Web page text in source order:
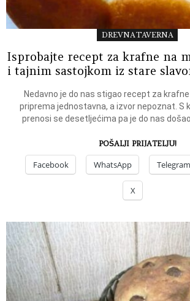
DREVNA TAVERNA
Isprobajte recept za krafne na
i tajnim sastojkom iz stare
Nedavno je do nas stigao recept za
priprema jednostavna, a izvor nepoznat. S
prenosi se desetljećima pa je do nas
POŠALJI PRIJATELJU!
Facebook WhatsApp Telegram
X